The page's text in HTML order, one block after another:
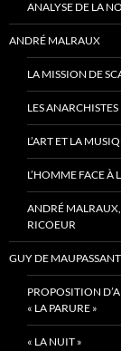
ANALYSE DE LA
ANDRÉ MALRAUX
LA MISSION DE
LES
L’ART ET LA
L’HOMME FACE À
ANDRÉ MALRAUX,
RICOEUR
GUY DE MAUPASSANT
PROPOSITION
« LA PARURE »
« LA NUIT »